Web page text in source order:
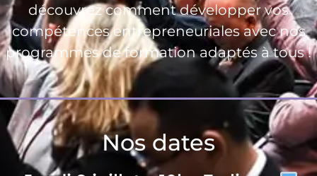
découvrez comment développer vos
compétences entrepreneuriales avec nos
programmes de formation adaptés à tous !
Nos dates